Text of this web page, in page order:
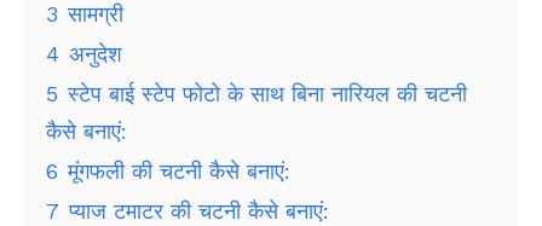
3 सामग्री
4 अनुदेश
5 स्टेप बाई स्टेप फोटो के साथ बिना नारियल की चटनी
कैसे बनाएं:
6 मूंगफली की चटनी कैसे बनाएं:
7 प्याज टमाटर की चटनी कैसे बनाएं: